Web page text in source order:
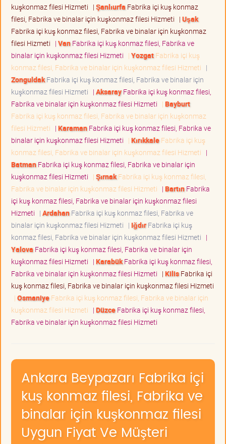
kuşkonmaz filesi Hizmeti | Şanlıurfa Fabrika içi kuş konmaz
filesi, Fabrika ve binalar için kuşkonmaz filesi Hizmeti | Uşak
Fabrika içi kuş konmaz filesi, Fabrika ve binalar için kuşkonmaz
filesi Hizmeti | VanFabrika içi kuş konmaz filesi, Fabrika ve
binalar için kuşkonmaz filesi Hizmeti | YozgatFabrika içi kuş
konmaz filesi, Fabrika ve binalar için kuşkonmaz filesi Hizmeti |
ZonguldakFabrika içi kuş konmaz filesi, Fabrika ve binalar için
kuşkonmaz filesi Hizmeti | AksarayFabrika içi kuş konmaz filesi,
Fabrika ve binalar için kuşkonmaz filesi Hizmeti | Bayburt
Fabrika içi kuş konmaz filesi, Fabrika ve binalar için kuşkonmaz
filesi Hizmeti | KaramanFabrika içi kuş konmaz filesi, Fabrika ve
binalar için kuşkonmaz filesi Hizmeti | KırıkkaleFabrika içi kuş
konmaz filesi, Fabrika ve binalar için kuşkonmaz filesi Hizmeti |
BatmanFabrika içi kuş konmaz filesi, Fabrika ve binalar için
kuşkonmaz filesi Hizmeti | ŞırnakFabrika içi kuş konmaz filesi,
Fabrika ve binalar için kuşkonmaz filesi Hizmeti | BartınFabrika
içi kuş konmaz filesi, Fabrika ve binalar için kuşkonmaz filesi
Hizmeti | ArdahanFabrika içi kuş konmaz filesi, Fabrika ve
binalar için kuşkonmaz filesi Hizmeti | IğdırFabrika içi kuş
konmaz filesi, Fabrika ve binalar için kuşkonmaz filesi Hizmeti |
Yalova Fabrika içi kuş konmaz filesi, Fabrika ve binalar için
kuşkonmaz filesi Hizmeti | KarabükFabrika içi kuş konmaz filesi,
Fabrika ve binalar için kuşkonmaz filesi Hizmeti | KilisFabrika içi
kuş konmaz filesi, Fabrika ve binalar için kuşkonmaz filesi Hizmeti
| OsmaniyeFabrika içi kuş konmaz filesi, Fabrika ve binalar için
kuşkonmaz filesi Hizmeti | DüzceFabrika içi kuş konmaz filesi,
Fabrika ve binalar için kuşkonmaz filesi Hizmeti
Ankara Beypazarı Fabrika içi
kuş konmaz filesi, Fabrika ve
binalar için kuşkonmaz filesi
Uygun Fiyat Ve Müşteri